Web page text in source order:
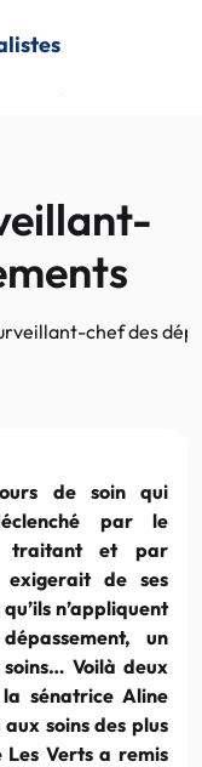
chef des
de soin qui
par le
traitant et par
de ses
n’appliquent
un
Voilà deux
sénatrice Aline
soins des plus
Les Verts a remis